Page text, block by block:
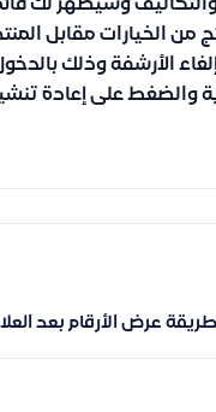
وسيظهر لك
من الخيارات مقابل
الأرشفة وذلك
والضغط على إعادة
وكيفية تنفيذ ذلك
عرض الأرقام بعد